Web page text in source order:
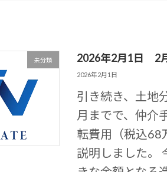
未分類 2026年2月1日 2
2026年2月1日
引き続き、土地
月までで、仲介
転費用（税込68
説明しました。